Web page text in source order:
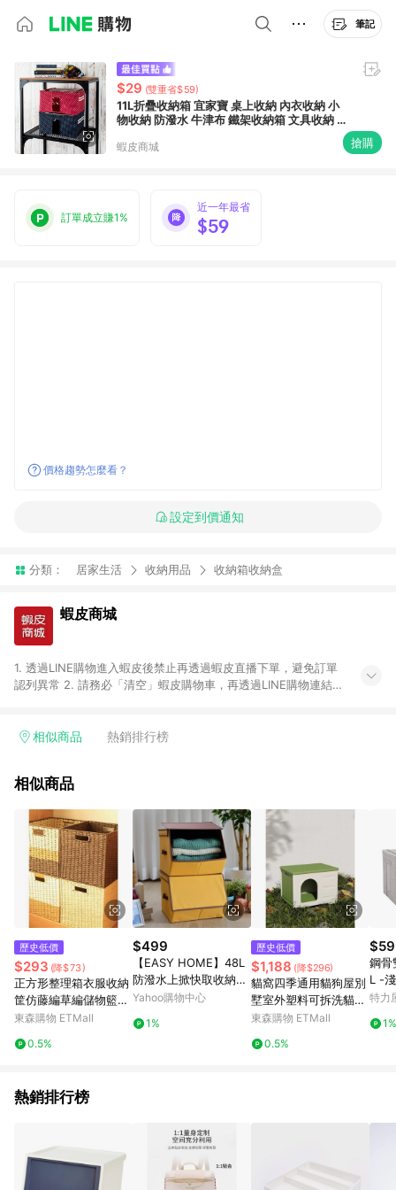
筆記
$29 (雙重省$59)
11L折疊收納箱 宜家寶 桌上收納 內衣收納 小
物收納 防潑水 牛津布 鐵架收納箱 文具收納 玩
蝦皮商城 搶購
訂單成立賺1%
近一年最省
$59
價格趨勢怎麼看？
設定到價通知
分類： 居家生活 收納用品 收納箱收納盒
蝦皮商城
1. 透過LINE購物進入蝦皮後禁止再透過蝦皮直播下單，避免訂單
認列異常 2. 請務必「清空」蝦皮購物車，再透過LINE購物連結至
交易後，想下第二張訂單，請重新從LINE購物連結至蝦皮商店進
Android手機、汽機車、一歲以下嬰兒配方奶粉、醫療器材：回饋
皮直營_餐券&禮券館、康菲COMFIZ、Finetech釩泰醫用口罩、
CHENYU辰昱立體醫療口罩、HAOFA立體口罩、BenQ 明基 健
康生活不予回饋。 6. 蝦皮商城之訂單適用於部分點數紅包，規範
請依該紅包頁說明為主。 7. 點數回饋將依照蝦皮提供扣除折價
券、運費與蝦幣後之最終金額進行計算。 8. 同一商品品項(即便
不同尺寸規格)，皆會計入同一筆返點上限進行計算 9. 用戶需於
同一瀏覽器進行交易（若自動跳轉 APP，請在 APP交易）。 10.
若使用不同物流或付款方式，將拆分成不同筆訂單編號發送通
知。 11. 若使用折價券折抵，可能會有攤提折抵導致訂單金額些微
落差 12. 蝦皮會將LINE的導購跳轉紀錄與蝦皮的會員ID進行綁
定，若後續七天內未透過其他媒體來源導入蝦皮官網，則七天內
於該蝦皮帳號下訂的首筆訂單會被蝦皮認列為該LINE用戶導購跳
轉時所成立之訂單。 13. 若同一用戶使用一個以上蝦皮帳號透過
LINE購物進行導購，將可能導致無法收到導購通知，亦可能無法
易，或經由蝦皮系統判斷點擊路徑不符合回饋資格或規則者。 15.
若有贈點爭議，請務必於訂單日期+60天以內進行洽詢確認；超
成、LINE購物訂單記錄，如於LINE購物訂單紀錄已呈現：「非本
次前往蝦皮商店之品項，不符合回饋資格」，則不受理此案件。
[注意事項] 1.如導購途中用戶由網頁版(電腦版/手機版網頁)切換
相似商品 熱銷排行榜
相似商品
歷史低價
$293 (降$73)
正方形整理箱衣服收納
筐仿藤編草編儲物籃雜
物幼兒園格子框抽屜式
東森購物 ETMall
0.5%
$499
【EASY HOME】48L
防潑水上掀快取收納箱
~芥末黃 (一入)
Yahoo購物中心
1%
歷史低價
$1,188 (降$296)
貓窩四季通用貓狗屋別
墅室外塑料可拆洗貓咪
房子夏季流浪貓戶外窩
東森購物 ETMall
0.5%
鋼骨
L -
特力
1%
熱銷排行榜